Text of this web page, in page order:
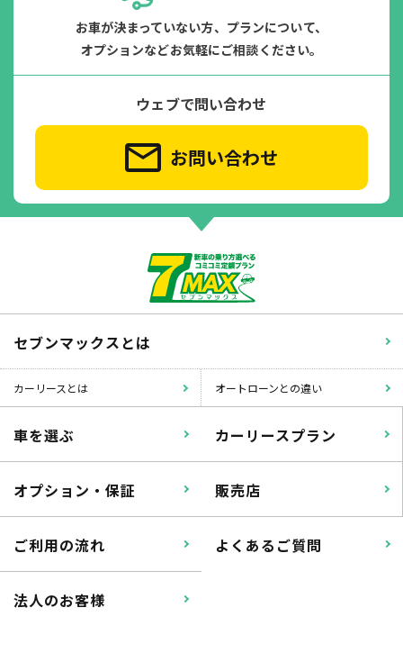
お車が決まっていない方、プランについて、
オプションなどお気軽にご相談ください。
ウェブで問い合わせ
お問い合わせ
セブンマックスとは
カーリースとは オートローンとの違い
車を選ぶ カーリースプラン
オプション・保証 販売店
ご利用の流れ よくあるご質問
法人のお客様